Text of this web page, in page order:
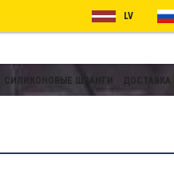
LV
СИЛИКОНОВЫЕ ШЛАНГИ ДОСТАВКА